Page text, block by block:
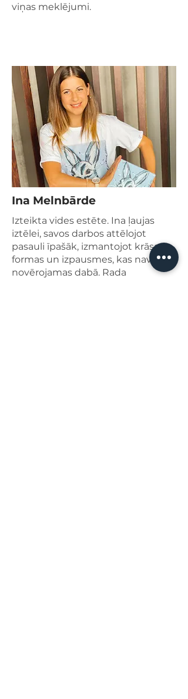
viņas meklējumi.
Ina Melnbārde
Izteikta vides estēte. Ina ļaujas
iztēlei, savos darbos attēlojot
pasauli īpašāk, izmantojot krāsas,
formas un izpausmes, kas nav
novērojamas dabā. Rada